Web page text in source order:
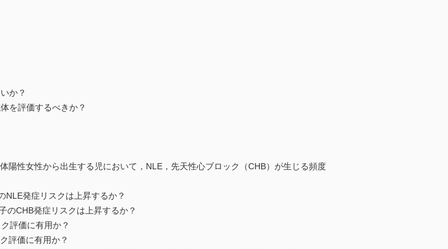
か？
を評価するべきか？
性女性から出生する児において，NLE，先天性心ブロック（CHB）が生じる頻度
発症リスクは上昇するか？
CHB発症リスクは上昇するか？
評価に有用か？
評価に有用か？